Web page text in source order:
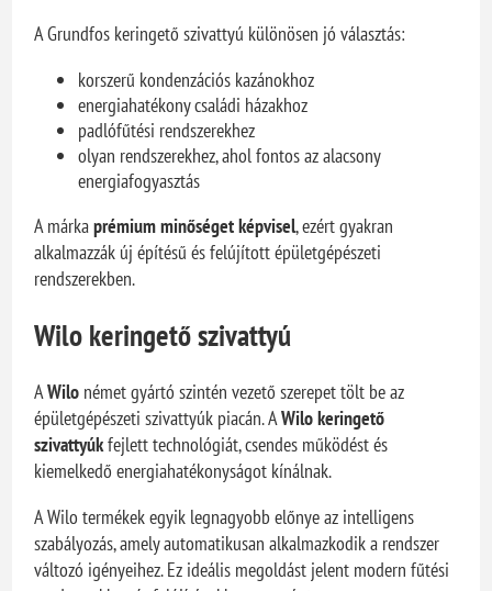
A Grundfos keringető szivattyú különösen jó választás:
korszerű kondenzációs kazánokhoz
energiahatékony családi házakhoz
padlófűtési rendszerekhez
olyan rendszerekhez, ahol fontos az alacsony
energiafogyasztás
A márkaprémium minőséget képvisel, ezért gyakran
alkalmazzák új építésű és felújított épületgépészeti
rendszerekben.
Wilo keringető szivattyú
AWilo német gyártó szintén vezető szerepet tölt be az
épületgépészeti szivattyúk piacán. AWilo keringető
szivattyúkfejlett technológiát, csendes működést és
kiemelkedő energiahatékonyságot kínálnak.
A Wilo termékek egyik legnagyobb előnye az intelligens
szabályozás, amely automatikusan alkalmazkodik a rendszer
változó igényeihez. Ez ideális megoldást jelent modern fűtési